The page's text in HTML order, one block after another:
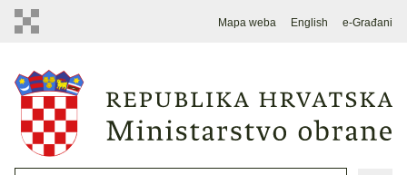
Mapa weba English e-Građani